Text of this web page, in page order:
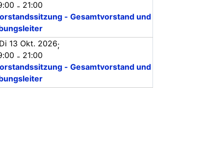
- 21:00
- Gesamtvorstand und
Di 13 Okt. 2026;
- 21:00
- Gesamtvorstand und